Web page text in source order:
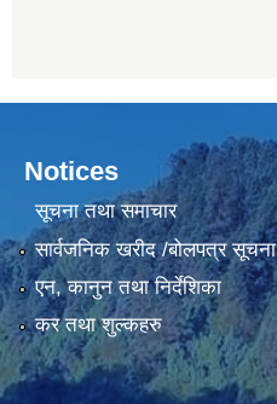
Notices
सूचना तथा समाचार
सार्वजनिक खरीद /बोलपत्र सूचना
एन, कानुन तथा निर्देशिका
कर तथा शुल्कहरु